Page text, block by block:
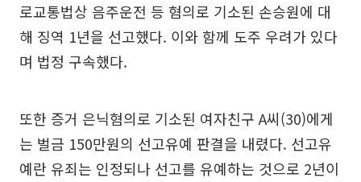
로교통법상 음주운전 등 혐의로 기소된 손승원에 대
해 징역 1년을 선고했다. 이와 함께 도주 우려가 있다
며 법정 구속했다.
또한 증거 은닉혐의로 기소된 여자친구 A씨(30)에게
는 벌금 150만원의 선고유예 판결을 내렸다. 선고유
예란 유죄는 인정되나 선고를 유예하는 것으로 2년이